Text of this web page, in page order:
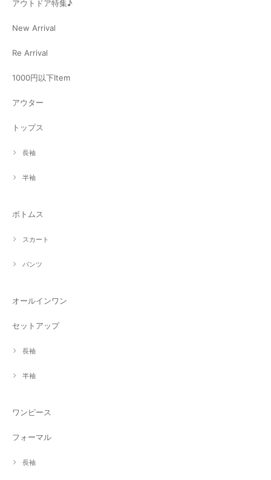
アウトドア特集♪
New Arrival
Re Arrival
1000円以下Item
アウター
トップス
長袖
半袖
ボトムス
スカート
パンツ
オールインワン
セットアップ
長袖
半袖
ワンピース
フォーマル
長袖